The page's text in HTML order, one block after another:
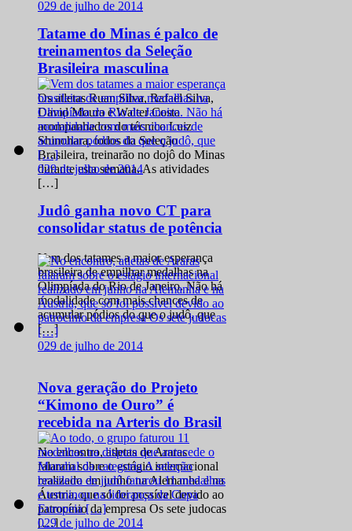
029 de julho de 2014
Tatame do Minas é palco de
treinamentos da Seleção
Brasileira masculina
Os atletas Ruan Silva, Rafael Silva,
David Moura e Walter Costa
acompanhados do técnico Luiz
Shinohara, todos da Seleção
Brasileira, treinarão no dojô do Minas
durante esta semana. As atividades
[…]
029 de julho de 2014
Judô ganha novo CT para
consolidar status de potência
Vem dos tatames a maior esperança
brasileira de empilhar medalhas na
Olimpíada do Rio de Janeiro. Não há
modalidade com mais chances de
acumular pódios do que o judô, que
[…]
029 de julho de 2014
Nova geração do Projeto
“Kimono de Ouro” é
recebida na Arteris do Brasil
No encontro, atletas de Araras
falaram sobre o estágio internacional
realizado em junho na Alemanha e na
Áustria, que só foi possível devido ao
patrocínio da empresa Os sete judocas
[…]
029 de julho de 2014